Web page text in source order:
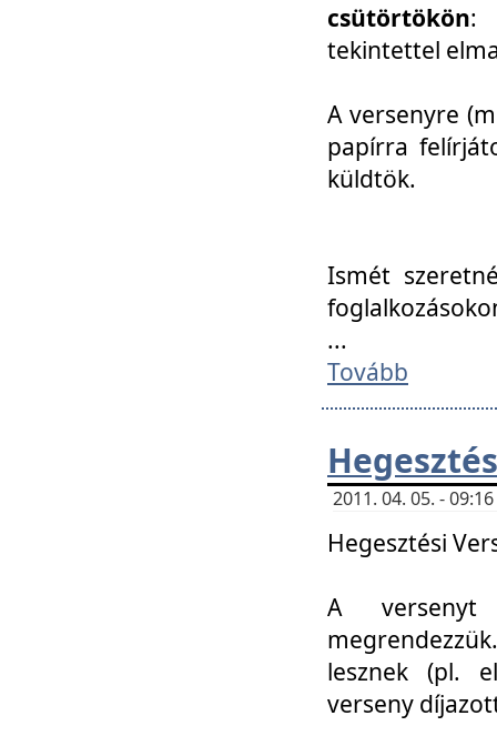
csütörtökön:
tekintettel
A versenyre
papírra
küldtök.
Ismét
...
Tovább
2011. 04. 05. -
Hegesztési
A versenyt
lesznek (pl.
verseny